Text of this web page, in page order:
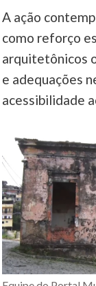
A ação
como reforço
arquitetônicos
e adequações
acessibilidade